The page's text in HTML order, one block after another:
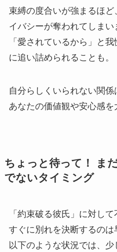
束縛の度合いが強まるほ
イバシーが奪われてしまい
「愛されているから」と
に追い詰められることも。
自分らしくいられない関係
あなたの価値観や安心感を
ちょっと待って！ ま
でないタイミング
「約束破る彼氏」に対し
すぐに別れを決断するのは
以下のような状況では、